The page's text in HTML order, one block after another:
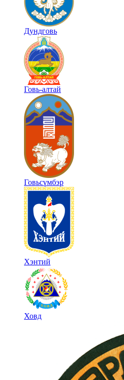
Дундговь
Говь-алтай
Говьсүмбэр
Хэнтий
Ховд